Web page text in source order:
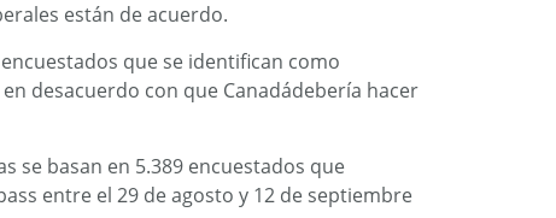
están de acuerdo.
que se identifican como
desacuerdo con que Canadádebería hacer
se basan en 5.389 encuestados que
entre el 29 de agosto y 12 de septiembre